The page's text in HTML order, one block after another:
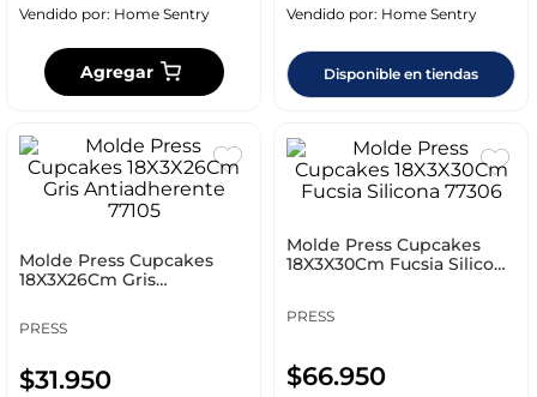
Vendido por: Home Sentry
Agregar
Vendido por: Home Sentry
Disponible en tiendas
Molde Press Cupcakes
18X3X26Cm Gris
PRESS
$31.950
Molde Press Cupcakes
18X3X30Cm Fucsia Silicona
PRESS
$66.950